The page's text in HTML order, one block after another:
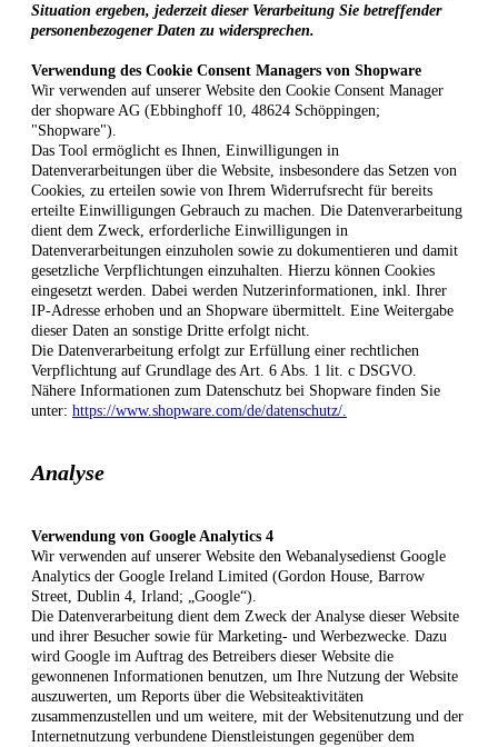
Situation ergeben, jederzeit dieser Verarbeitung Sie betreffender
personenbezogener Daten zu widersprechen.
Verwendung des Cookie Consent Managers von Shopware
Wir verwenden auf unserer Website den Cookie Consent Manager
der shopware AG (Ebbinghoff 10, 48624 Schöppingen;
"Shopware").
Das Tool ermöglicht es Ihnen, Einwilligungen in
Datenverarbeitungen über die Website, insbesondere das Setzen von
Cookies, zu erteilen sowie von Ihrem Widerrufsrecht für bereits
erteilte Einwilligungen Gebrauch zu machen. Die Datenverarbeitung
dient dem Zweck, erforderliche Einwilligungen in
Datenverarbeitungen einzuholen sowie zu dokumentieren und damit
gesetzliche Verpflichtungen einzuhalten. Hierzu können Cookies
eingesetzt werden. Dabei werden Nutzerinformationen, inkl. Ihrer
IP-Adresse erhoben und an Shopware übermittelt. Eine Weitergabe
dieser Daten an sonstige Dritte erfolgt nicht.
Die Datenverarbeitung erfolgt zur Erfüllung einer rechtlichen
Verpflichtung auf Grundlage des Art. 6 Abs. 1 lit. c DSGVO.
Nähere Informationen zum Datenschutz bei Shopware finden Sie
unter: https://www.shopware.com/de/datenschutz/.
Analyse
Verwendung von Google Analytics 4
Wir verwenden auf unserer Website den Webanalysedienst Google
Analytics der Google Ireland Limited (Gordon House, Barrow
Street, Dublin 4, Irland; „Google“).
Die Datenverarbeitung dient dem Zweck der Analyse dieser Website
und ihrer Besucher sowie für Marketing- und Werbezwecke. Dazu
wird Google im Auftrag des Betreibers dieser Website die
gewonnenen Informationen benutzen, um Ihre Nutzung der Website
auszuwerten, um Reports über die Websiteaktivitäten
zusammenzustellen und um weitere, mit der Websitenutzung und der
Internetnutzung verbundene Dienstleistungen gegenüber dem